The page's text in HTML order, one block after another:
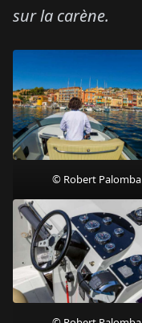
sur la carène.
© Robert Palomba